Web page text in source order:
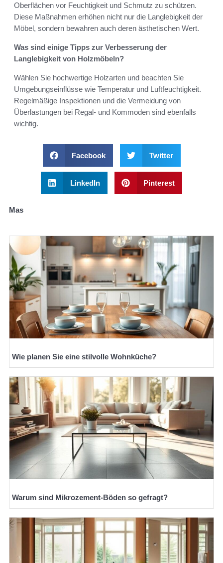
Oberflächen vor Feuchtigkeit und Schmutz zu schützen.
Diese Maßnahmen erhöhen nicht nur die Langlebigkeit der
Möbel, sondern bewahren auch deren ästhetischen Wert.
Was sind einige Tipps zur Verbesserung der
Langlebigkeit von Holzmöbeln?
Wählen Sie hochwertige Holzarten und beachten Sie
Umgebungseinflüsse wie Temperatur und Luftfeuchtigkeit.
Regelmäßige Inspektionen und die Vermeidung von
Überlastungen bei Regal- und Kommoden sind ebenfalls
wichtig.
Facebook Twitter
LinkedIn Pinterest
Mas
Wie planen Sie eine stilvolle Wohnküche?
Warum sind Mikrozement-Böden so gefragt?